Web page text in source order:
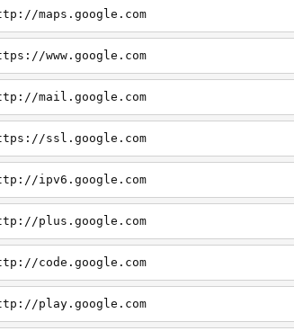
maps.google.com
www.google.com
mail.google.com
ssl.google.com
ipv6.google.com
plus.google.com
code.google.com
play.google.com